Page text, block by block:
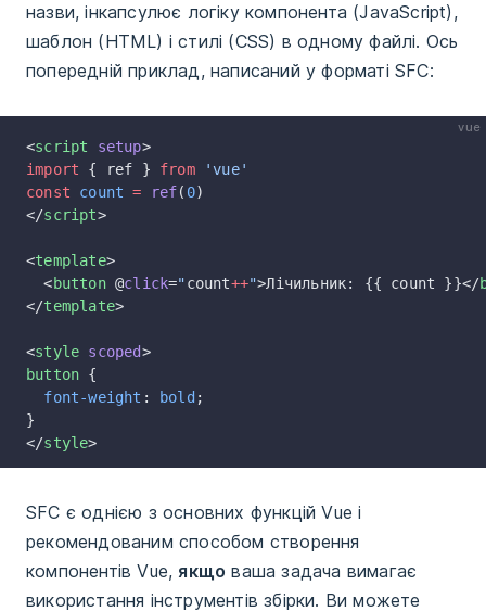
назви, інкапсулює логіку компонента (JavaScript),
шаблон (HTML) і стилі (CSS) в одному файлі. Ось
попередній приклад, написаний у форматі SFC:
vue
<script setup>
import { ref } from 'vue'
const count = ref( 0)
</script>
<template>
  <
button @click="count++">Лічильник: {{ count }}</
</template>
<style scoped>
button {
  font-weight
: bold ;
}
</style>
SFC є однією з основних функцій Vue і
рекомендованим способом створення
компонентів Vue, якщо ваша задача вимагає
використання інструментів збірки. Ви можете